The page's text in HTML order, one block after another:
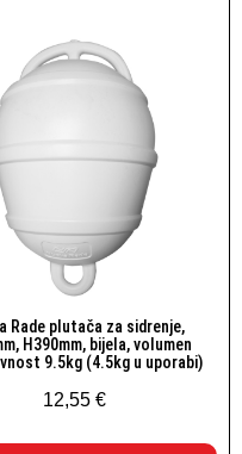
Brzi pogled
Rade plutača za sidrenje,
H390mm, bijela, volumen
9.5kg (4.5kg u uporabi)
12,55 €